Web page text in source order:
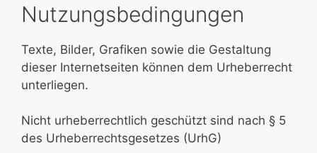
Nutzungsbedingungen
Texte, Bilder, Grafiken sowie die Gestaltung
dieser Internetseiten können dem Urheberrecht
unterliegen.
Nicht urheberrechtlich geschützt sind nach § 5
des Urheberrechtsgesetzes (UrhG)